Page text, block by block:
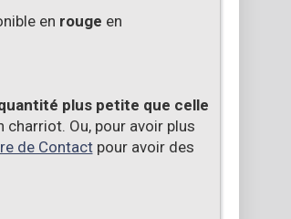
en rouge en
plus petite que celle
Ou, pour avoir plus
de Contactpour avoir des